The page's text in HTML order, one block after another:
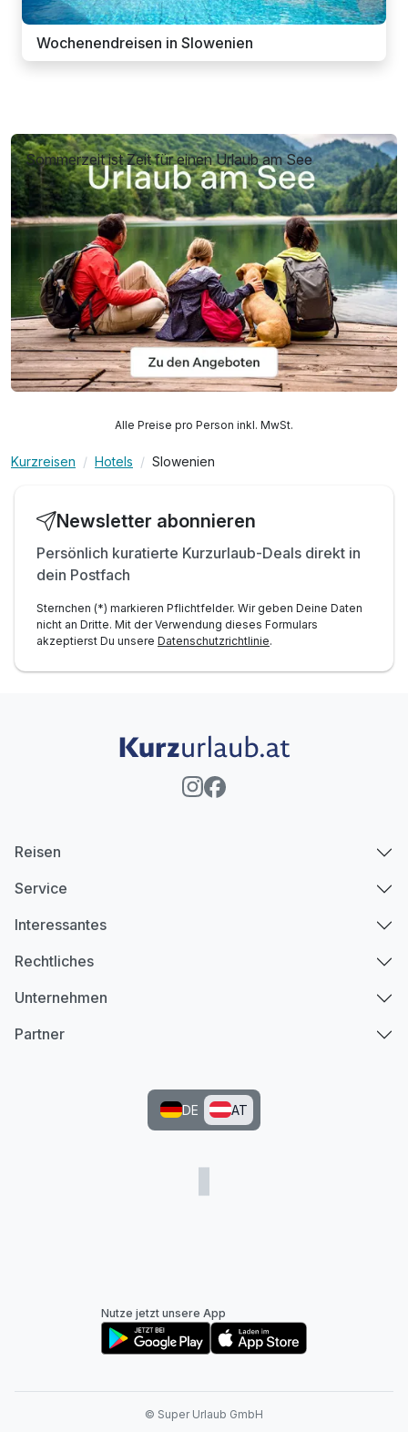
Wochenendreisen in Slowenien
Sommerzeit ist Zeit für einen Urlaub am See
Alle Preise pro Person inkl. MwSt.
Kurzreisen Hotels Slowenien
Newsletter abonnieren
Persönlich kuratierte Kurzurlaub-Deals direkt in
dein Postfach
Sternchen (*) markieren Pflichtfelder. Wir geben Deine Daten
nicht an Dritte. Mit der Verwendung dieses Formulars
akzeptierst Du unsere Datenschutzrichtlinie.
Reisen
Service
Interessantes
Rechtliches
Unternehmen
Partner
DE AT
Nutze jetzt unsere App
© Super Urlaub GmbH